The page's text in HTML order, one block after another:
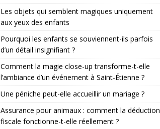
Les objets qui semblent magiques uniquement
aux yeux des enfants
Pourquoi les enfants se souviennent-ils parfois
d’un détail insignifiant ?
Comment la magie close-up transforme-t-elle
l’ambiance d’un événement à Saint-Étienne ?
Une péniche peut-elle accueillir un mariage ?
Assurance pour animaux : comment la déduction
fiscale fonctionne-t-elle réellement ?